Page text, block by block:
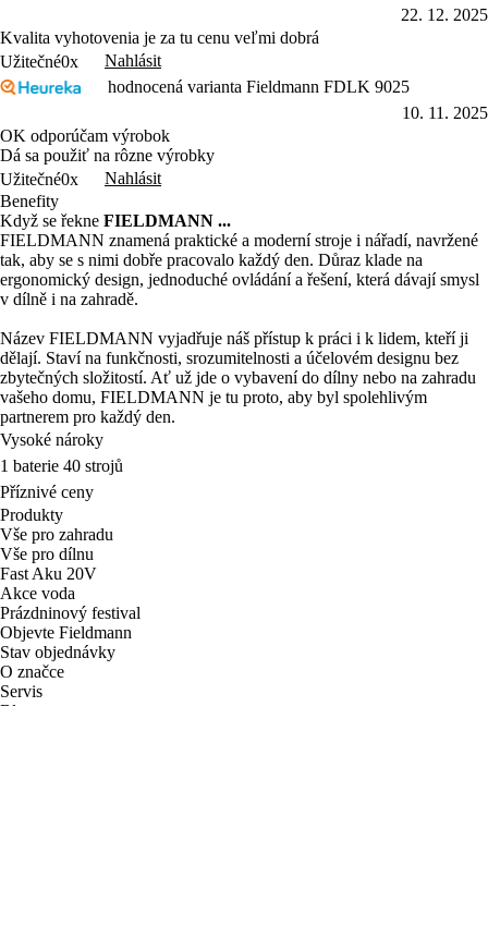
22. 12. 2025
Kvalita vyhotovenia je za tu cenu veľmi dobrá
Užitečné0x
Nahlásit
hodnocená varianta Fieldmann FDLK 9025
10. 11. 2025
OK odporúčam výrobok
Dá sa použiť na rôzne výrobky
Užitečné0x
Nahlásit
Benefity
Když se řekne FIELDMANN ...
FIELDMANN znamená praktické a moderní stroje i nářadí, navržené
tak, aby se s nimi dobře pracovalo každý den. Důraz klade na
ergonomický design, jednoduché ovládání a řešení, která dávají smysl
v dílně i na zahradě.
Název FIELDMANN vyjadřuje náš přístup k práci i k lidem, kteří ji
dělají. Staví na funkčnosti, srozumitelnosti a účelovém designu bez
zbytečných složitostí. Ať už jde o vybavení do dílny nebo na zahradu
vašeho domu, FIELDMANN je tu proto, aby byl spolehlivým
partnerem pro každý den.
Vysoké nároky
1 baterie 40 strojů
Příznivé ceny
Produkty
Vše pro zahradu
Vše pro dílnu
Fast Aku 20V
Akce voda
Prázdninový festival
Objevte Fieldmann
Stav objednávky
O značce
Servis
Blog